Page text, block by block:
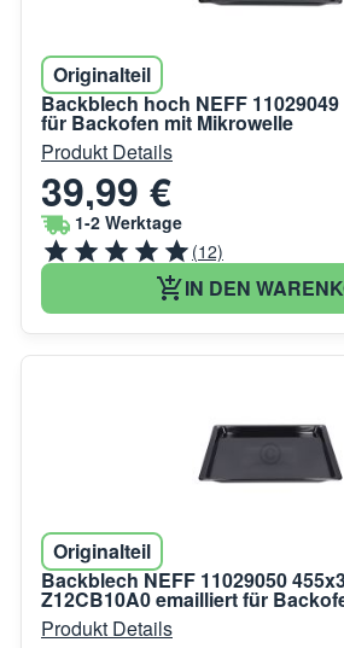
Originalteil
Backblech hoch NEFF
für Backofen mit Mikrowelle
Produkt Details
39,99 €
1-2 Werktage
(12)
IN DEN
Originalteil
Backblech NEFF 11029050
Z12CB10A0 emailliert für
Produkt Details